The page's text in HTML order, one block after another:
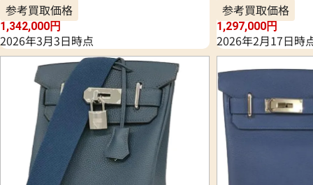
参考買取価格
1,342,000円
2026年3月3日時点
参考買取価格
1,297,000円
2026年2月17日時